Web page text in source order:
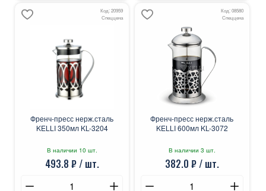
Код: 20959
Спеццена
Френч-пресс нерж.сталь
KELLI 350мл KL-3204
В наличии 10 шт.
493.8 ₽ / шт.
Код: 08580
Спеццена
Френч-пресс нерж.сталь
KELLI 600мл KL-3072
В наличии 3 шт.
382.0 ₽ / шт.